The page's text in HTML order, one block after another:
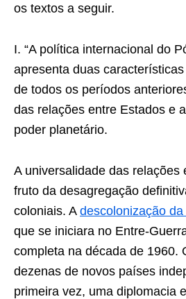
os textos a seguir.
I. “A política internacional do
apresenta duas
de todos os períodos
das relações entre Estados e
poder planetário.
A universalidade das relações
fruto da desagregação
coloniais. A descolonização
que se iniciara no Entre-
completa na década de 1960.
dezenas de novos países
primeira vez, uma diplomacia